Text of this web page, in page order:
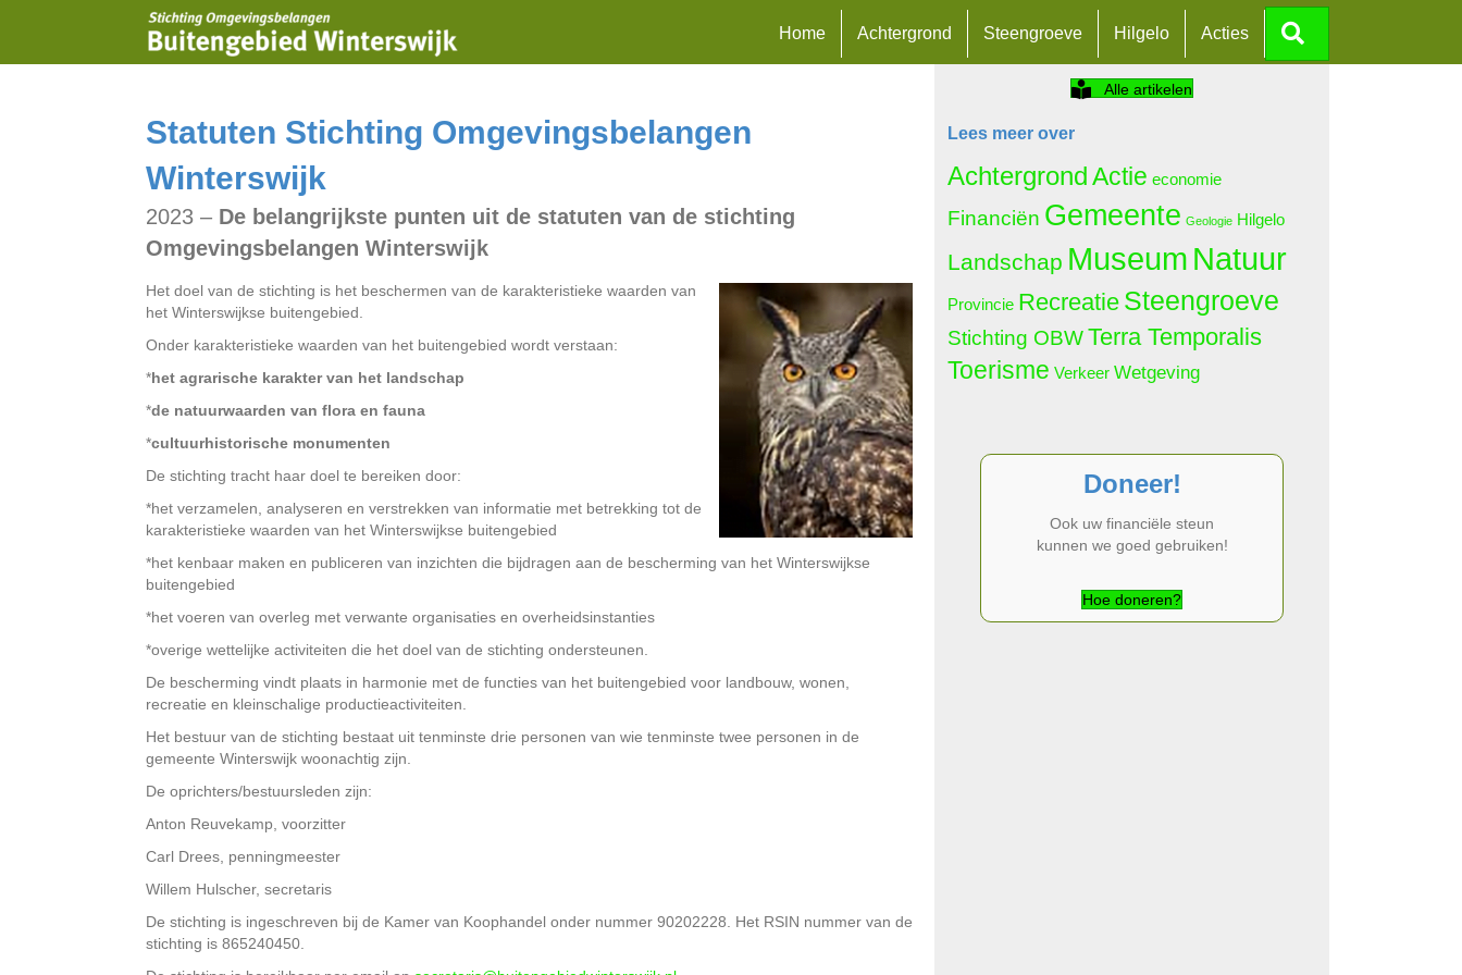
Home Achtergrond Steengroeve Hilgelo Acties
Statuten Stichting Omgevingsbelangen
Winterswijk
2023 – De belangrijkste punten uit de statuten van de stichting
Omgevingsbelangen Winterswijk
Het doel van de stichting is het beschermen van de karakteristieke waarden van
het Winterswijkse buitengebied.
Onder karakteristieke waarden van het buitengebied wordt verstaan:
*het agrarische karakter van het landschap
*de natuurwaarden van flora en fauna
*cultuurhistorische monumenten
De stichting tracht haar doel te bereiken door:
*het verzamelen, analyseren en verstrekken van informatie met betrekking tot de
karakteristieke waarden van het Winterswijkse buitengebied
*het kenbaar maken en publiceren van inzichten die bijdragen aan de bescherming van het Winterswijkse
buitengebied
*het voeren van overleg met verwante organisaties en overheidsinstanties
*overige wettelijke activiteiten die het doel van de stichting ondersteunen.
De bescherming vindt plaats in harmonie met de functies van het buitengebied voor landbouw, wonen,
recreatie en kleinschalige productieactiviteiten.
Het bestuur van de stichting bestaat uit tenminste drie personen van wie tenminste twee personen in de
gemeente Winterswijk woonachtig zijn.
De oprichters/bestuursleden zijn:
Anton Reuvekamp, voorzitter
Carl Drees, penningmeester
Willem Hulscher, secretaris
De stichting is ingeschreven bij de Kamer van Koophandel onder nummer 90202228. Het RSIN nummer van de
stichting is 865240450.
Alle artikelen
Lees meer over
Achtergrond Actie economie
Financiën Gemeente Geologie Hilgelo
Landschap Museum Natuur
Provincie Recreatie Steengroeve
Stichting OBW Terra Temporalis
Toerisme Verkeer Wetgeving
Doneer!
Ook uw financiële steun
kunnen we goed gebruiken!
Hoe doneren?